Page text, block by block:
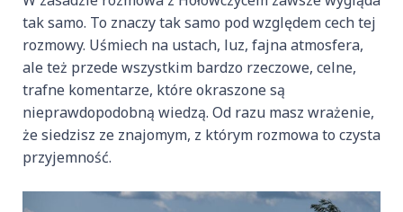
tak samo. To znaczy tak samo pod względem cech tej
rozmowy. Uśmiech na ustach, luz, fajna atmosfera,
ale też przede wszystkim bardzo rzeczowe, celne,
trafne komentarze, które okraszone są
nieprawdopodobną wiedzą. Od razu masz wrażenie,
że siedzisz ze znajomym, z którym rozmowa to czysta
przyjemność.